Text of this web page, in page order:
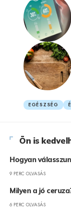
EGÉSZSÉG
Ön is
Hogyan
9 PERC OLVASÁS
Milyen a jó
6 PERC OLVASÁS